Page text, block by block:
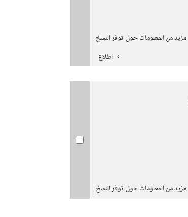
مزيد من المعلومات حول توفر النسخ
اطلاع
مزيد من المعلومات حول توفر النسخ